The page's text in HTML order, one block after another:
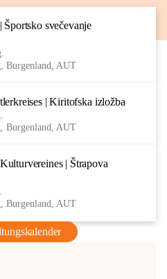
Športsko svečevanje
Burgenland, AUT
| Kiritofska izložba
Burgenland, AUT
| Štrapova
Burgenland, AUT